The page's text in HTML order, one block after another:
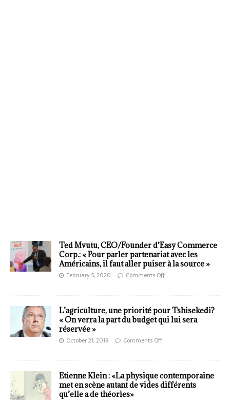
Ted Mvutu, CEO/Founder d’Easy Commerce
Corp.: « Pour parler partenariat avec les
Américains, il faut aller puiser à la source »
February 5, 2020 Comments Off
L’agriculture, une priorité pour Tshisekedi?
« On verra la part du budget qui lui sera
réservée »
October 21, 2019 Comments Off
Etienne Klein : «La physique contemporaine
met en scène autant de vides différents
qu’elle a de théories»